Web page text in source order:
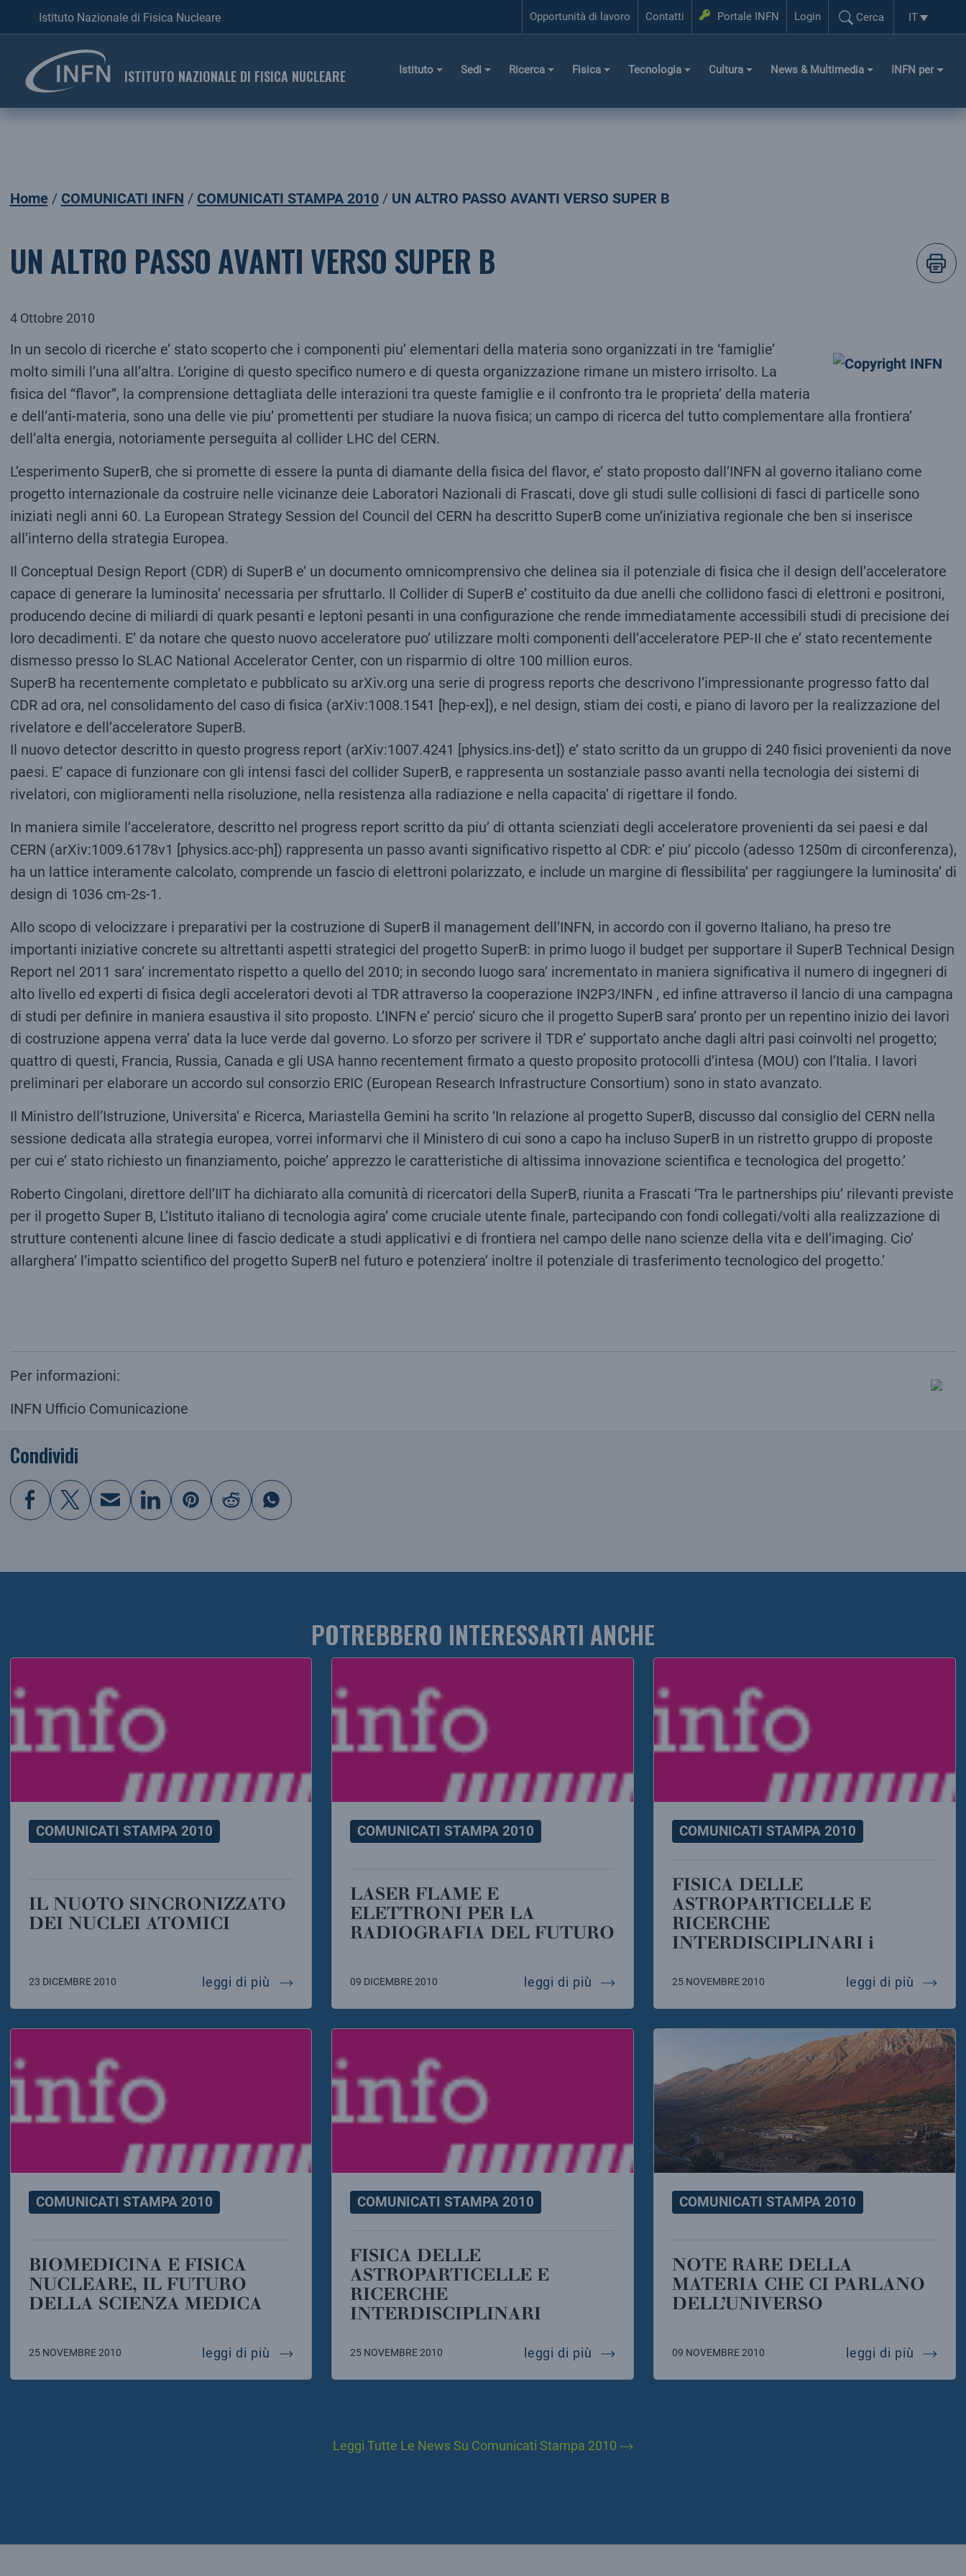
Istituto Nazionale di Fisica Nucleare Opportunità di lavoro Contatti Portale INFN Login
Login
Cerca
Cerca...
Selezione
IT
ISTITUTO NAZIONALE DI FISICA NUCLEARE Istituto Sedi Ricerca Fisica Tecnologia Cultura News & Multimedia INFN per
Home COMUNICATI INFN COMUNICATI STAMPA 2010 UN ALTRO PASSO AVANTI VERSO SUPER B
UN ALTRO PASSO AVANTI VERSO SUPER B
4 Ottobre 2010
In un secolo di ricerche e’ stato scoperto che i componenti piu’ elementari della materia sono organizzati in tre ‘famiglie’
molto simili l’una all’altra. L’origine di questo specifico numero e di questa organizzazione rimane un mistero irrisolto. La
fisica del “flavor”, la comprensione dettagliata delle interazioni tra queste famiglie e il confronto tra le proprieta’ della materia
e dell’anti-materia, sono una delle vie piu’ promettenti per studiare la nuova fisica; un campo di ricerca del tutto complementare alla frontiera’
dell’alta energia, notoriamente perseguita al collider LHC del CERN.
L’esperimento SuperB, che si promette di essere la punta di diamante della fisica del flavor, e’ stato proposto dall’INFN al governo italiano come
progetto internazionale da costruire nelle vicinanze deie Laboratori Nazionali di Frascati, dove gli studi sulle collisioni di fasci di particelle sono
iniziati negli anni 60. La European Strategy Session del Council del CERN ha descritto SuperB come un’iniziativa regionale che ben si inserisce
all’interno della strategia Europea.
Il Conceptual Design Report (CDR) di SuperB e’ un documento omnicomprensivo che delinea sia il potenziale di fisica che il design dell’acceleratore
capace di generare la luminosita’ necessaria per sfruttarlo. Il Collider di SuperB e’ costituito da due anelli che collidono fasci di elettroni e positroni,
producendo decine di miliardi di quark pesanti e leptoni pesanti in una configurazione che rende immediatamente accessibili studi di precisione dei
loro decadimenti. E’ da notare che questo nuovo acceleratore puo’ utilizzare molti componenti dell’acceleratore PEP-II che e’ stato recentemente
dismesso presso lo SLAC National Accelerator Center, con un risparmio di oltre 100 million euros.
SuperB ha recentemente completato e pubblicato su arXiv.org una serie di progress reports che descrivono l’impressionante progresso fatto dal
CDR ad ora, nel consolidamento del caso di fisica (arXiv:1008.1541 [hep-ex]), e nel design, stiam dei costi, e piano di lavoro per la realizzazione del
rivelatore e dell’acceleratore SuperB.
Il nuovo detector descritto in questo progress report (arXiv:1007.4241 [physics.ins-det]) e’ stato scritto da un gruppo di 240 fisici provenienti da nove
paesi. E’ capace di funzionare con gli intensi fasci del collider SuperB, e rappresenta un sostanziale passo avanti nella tecnologia dei sistemi di
rivelatori, con miglioramenti nella risoluzione, nella resistenza alla radiazione e nella capacita’ di rigettare il fondo.
In maniera simile l’acceleratore, descritto nel progress report scritto da piu’ di ottanta scienziati degli acceleratore provenienti da sei paesi e dal
CERN (arXiv:1009.6178v1 [physics.acc-ph]) rappresenta un passo avanti significativo rispetto al CDR: e’ piu’ piccolo (adesso 1250m di circonferenza),
ha un lattice interamente calcolato, comprende un fascio di elettroni polarizzato, e include un margine di flessibilita’ per raggiungere la luminosita’ di
design di 1036 cm-2s-1.
Allo scopo di velocizzare i preparativi per la costruzione di SuperB il management dell’INFN, in accordo con il governo Italiano, ha preso tre
importanti iniziative concrete su altrettanti aspetti strategici del progetto SuperB: in primo luogo il budget per supportare il SuperB Technical Design
Report nel 2011 sara’ incrementato rispetto a quello del 2010; in secondo luogo sara’ incrementato in maniera significativa il numero di ingegneri di
alto livello ed experti di fisica degli acceleratori devoti al TDR attraverso la cooperazione IN2P3/INFN , ed infine attraverso il lancio di una campagna
di studi per definire in maniera esaustiva il sito proposto. L’INFN e’ percio’ sicuro che il progetto SuperB sara’ pronto per un repentino inizio dei lavori
di costruzione appena verra’ data la luce verde dal governo. Lo sforzo per scrivere il TDR e’ supportato anche dagli altri pasi coinvolti nel progetto;
quattro di questi, Francia, Russia, Canada e gli USA hanno recentement firmato a questo proposito protocolli d’intesa (MOU) con l’Italia. I lavori
preliminari per elaborare un accordo sul consorzio ERIC (European Research Infrastructure Consortium) sono in stato avanzato.
Il Ministro dell’Istruzione, Universita’ e Ricerca, Mariastella Gemini ha scrito ‘In relazione al progetto SuperB, discusso dal consiglio del CERN nella
sessione dedicata alla strategia europea, vorrei informarvi che il Ministero di cui sono a capo ha incluso SuperB in un ristretto gruppo di proposte
per cui e’ stato richiesto un finanziamento, poiche’ apprezzo le caratteristiche di altissima innovazione scientifica e tecnologica del progetto.’
Roberto Cingolani, direttore dell’IIT ha dichiarato alla comunità di ricercatori della SuperB, riunita a Frascati ‘Tra le partnerships piu’ rilevanti previste
per il progetto Super B, L’Istituto italiano di tecnologia agira’ come cruciale utente finale, partecipando con fondi collegati/volti alla realizzazione di
strutture contenenti alcune linee di fascio dedicate a studi applicativi e di frontiera nel campo delle nano scienze della vita e dell’imaging. Cio’
allarghera’ l’impatto scientifico del progetto SuperB nel futuro e potenziera’ inoltre il potenziale di trasferimento tecnologico del progetto.’
Per informazioni:
INFN Ufficio Comunicazione
Condividi
POTREBBERO INTERESSARTI ANCHE
COMUNICATI STAMPA 2010
IL NUOTO SINCRONIZZATO
DEI NUCLEI ATOMICI
23 DICEMBRE 2010 leggi di più il nuoto sincronizzato dei nuclei atomici
COMUNICATI STAMPA 2010
LASER FLAME E
ELETTRONI PER LA
RADIOGRAFIA DEL FUTURO
09 DICEMBRE 2010 leggi di più laser flame e elettroni per la radiografia del futuro
COMUNICATI STAMPA 2010
FISICA DELLE
ASTROPARTICELLE E
RICERCHE
INTERDISCIPLINARI i
25 NOVEMBRE 2010 leggi di più fisica
COMUNICATI STAMPA 2010
BIOMEDICINA E FISICA
NUCLEARE, IL FUTURO
DELLA SCIENZA MEDICA
25 NOVEMBRE 2010 leggi di più biomedicina e fisica nucleare, il futuro della scienza medica
COMUNICATI STAMPA 2010
FISICA DELLE
ASTROPARTICELLE E
RICERCHE
INTERDISCIPLINARI
25 NOVEMBRE 2010 leggi di più fisica delle astroparticelle e ricerche interdisciplinari
COMUNICATI STAMPA 2010
NOTE RARE DELLA
MATERIA CHE CI PARLANO
DELL’UNIVERSO
09 NOVEMBRE 2010 leggi di più note
Leggi Tutte Le News Su Comunicati Stampa 2010